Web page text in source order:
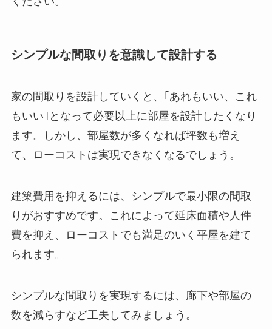
シンプルな間取りを意識して設計する
家の間取りを設計していくと、｢あれもいい、これ
もいい｣となって必要以上に部屋を設計したくなり
ます。しかし、部屋数が多くなれば坪数も増え
て、ローコストは実現できなくなるでしょう。
建築費用を抑えるには、シンプルで最小限の間取
りがおすすめです。これによって延床面積や人件
費を抑え、ローコストでも満足のいく平屋を建て
られます。
シンプルな間取りを実現するには、廊下や部屋の
数を減らすなど工夫してみましょう。